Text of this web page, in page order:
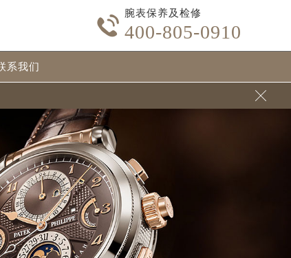

腕表保养及检修
400-805-0910
系我们
